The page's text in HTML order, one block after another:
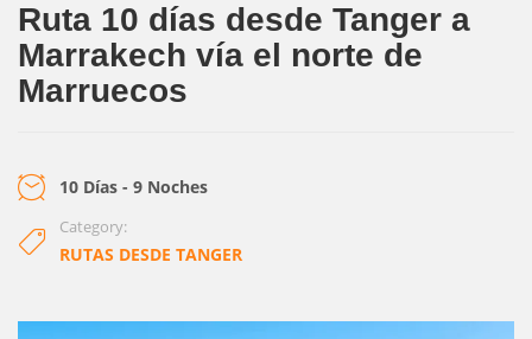
Ruta 10 días desde Tanger a
Marrakech vía el norte de
Marruecos
10 Días - 9 Noches
Category:
RUTAS DESDE TANGER